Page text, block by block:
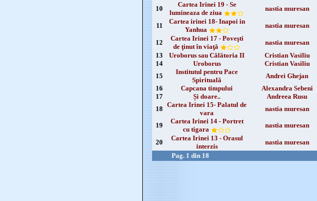
10
Cartea Irinei 19 - Se
lumineaza de ziua
nastia muresan
11
Cartea irinei 18- Inapoi in
Yanhua
nastia muresan
12
Cartea Irinei 17 - Poveşti
de ţinut în viaţă
nastia muresan
13
Uroborus sau Călătoria II Cristian Vasiliu
14
Uroborus Cristian Vasiliu
15
Institutul pentru Pace
Spirituală
Andrei Ghejan
16
Capcana timpului Alexandra Sebeni
17
Și doare.. Andreea Rusu
18
Cartea Irinei 15- Palatul de
vara
nastia muresan
19
Cartea Irinei 14 - Portret
cu tigara
nastia muresan
20
Cartea Irinei 13 - Orasul
interzis
nastia muresan
Pag. 1 din 18